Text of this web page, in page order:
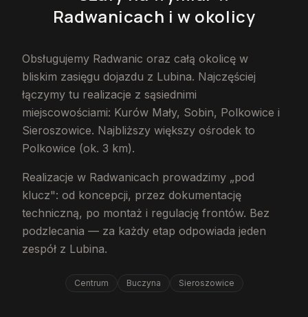
Radwanicach i w okolicy
Obsługujemy Radwanic oraz całą okolicę w
bliskim zasięgu dojazdu z Lubina. Najczęściej
łączymy tu realizacje z sąsiednimi
miejscowościami: Kurów Mały, Sobin, Polkowice i
Sieroszowice. Najbliższy większy ośrodek to
Polkowice (ok. 3 km).
Realizacje w Radwanicach prowadzimy „pod
klucz": od koncepcji, przez dokumentację
techniczną, po montaż i regulację frontów. Bez
podzlecania — za każdy etap odpowiada jeden
zespół z Lubina.
Centrum Buczyna Sieroszowice